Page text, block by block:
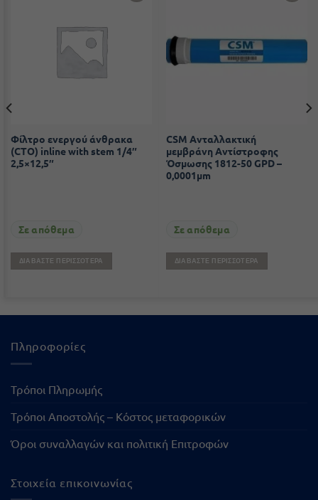
Φίλτρο ενεργού άνθρακα
(CTO) inline with stem 1/4″
2,5×12,5″
Σε απόθεμα
ΔΙΑΒΆΣΤΕ ΠΕΡΙΣΣΌΤΕΡΑ
CSM Ανταλλακτική
μεμβράνη Αντίστροφης
Όσμωσης 1812-50 GPD –
0,0001μm
Σε απόθεμα
ΔΙΑΒΆΣΤΕ ΠΕΡΙΣΣΌΤΕΡΑ
Πληροφορίες
Τρόποι Πληρωμής
Τρόποι Αποστολής – Κόστος μεταφορικών
Όροι συναλλαγών και πολιτική Επιτροφών
Στοιχεία επικοινωνίας